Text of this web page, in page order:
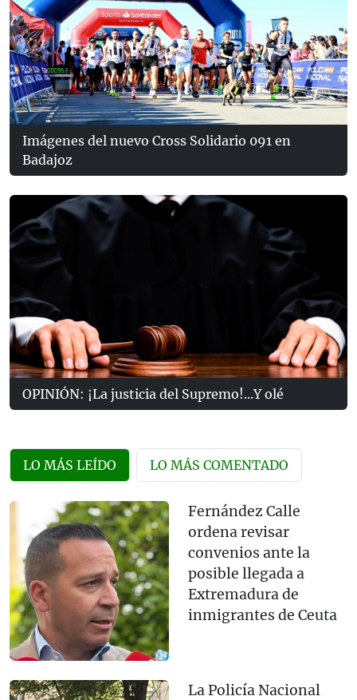
Imágenes del nuevo Cross Solidario 091 en
Badajoz
OPINIÓN: ¡La justicia del Supremo!...Y olé
LO MÁS LEÍDO LO MÁS COMENTADO
Fernández Calle
ordena revisar
convenios ante la
posible llegada a
Extremadura de
inmigrantes de Ceuta
La Policía Nacional